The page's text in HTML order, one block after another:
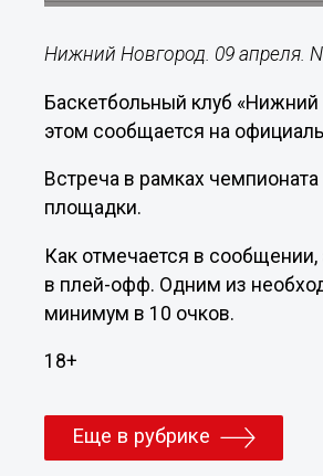
Нижний Новгород. 09 апреля.
Баскетбольный клуб
этом сообщается на
Встреча в рамках
площадки.
Как отмечается в
в плей-офф. Одним из
минимум в 10 очков.
18+
Еще в рубрике